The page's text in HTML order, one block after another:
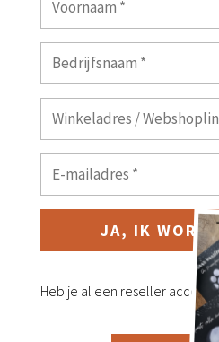
JA, IK WORD
Heb je al een reseller